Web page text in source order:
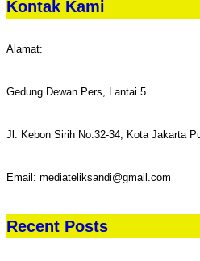
Kontak Kami
Alamat:
Gedung Dewan Pers, Lantai 5
Jl. Kebon Sirih No.32-34, Kota Jakarta
Email: mediateliksandi@gmail.com
Recent Posts